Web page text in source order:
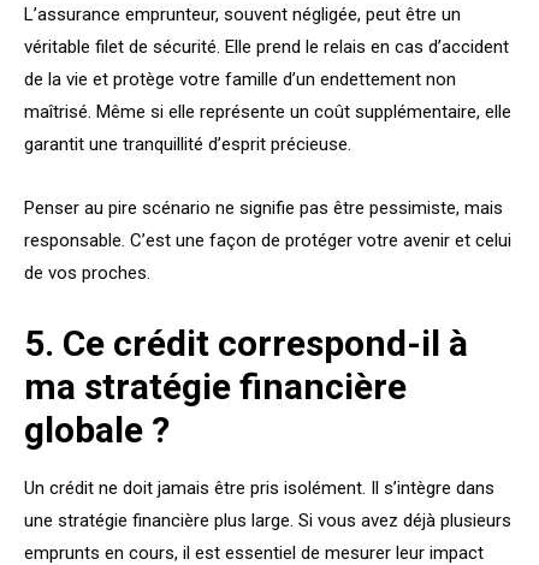
L’assurance emprunteur, souvent négligée, peut être un
véritable filet de sécurité. Elle prend le relais en cas d’accident
de la vie et protège votre famille d’un endettement non
maîtrisé. Même si elle représente un coût supplémentaire, elle
garantit une tranquillité d’esprit précieuse.
Penser au pire scénario ne signifie pas être pessimiste, mais
responsable. C’est une façon de protéger votre avenir et celui
de vos proches.
5. Ce crédit correspond-il à
ma stratégie financière
globale ?
Un crédit ne doit jamais être pris isolément. Il s’intègre dans
une stratégie financière plus large. Si vous avez déjà plusieurs
emprunts en cours, il est essentiel de mesurer leur impact